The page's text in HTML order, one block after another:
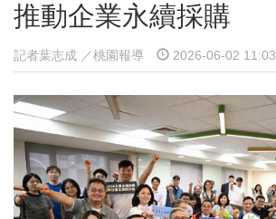
推動企業永續採購
記者葉志成 ／桃園報導 2026-06-02 11:03